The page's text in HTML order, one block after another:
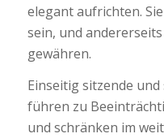
elegant aufrichten.
sein, und
gewähren.
Einseitig sitzende
führen zu
und schränken im